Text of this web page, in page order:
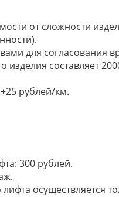
от сложности
для согласования
составляет
рублей/км.
300 рублей.
осуществляется